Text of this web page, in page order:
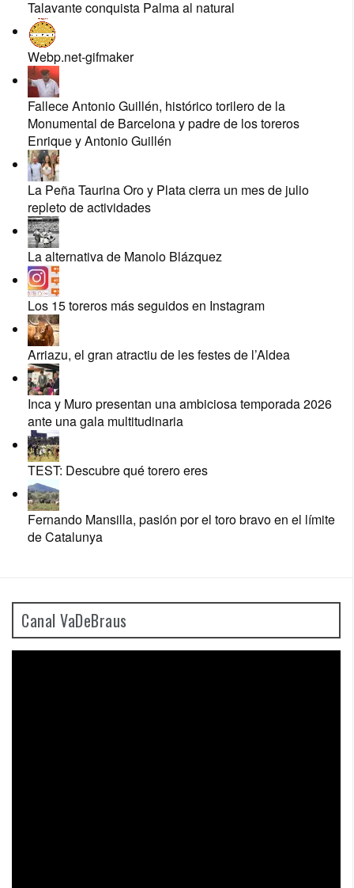
Talavante conquista Palma al natural
Webp.net-gifmaker
Fallece Antonio Guillén, histórico torilero de la
Monumental de Barcelona y padre de los toreros
Enrique y Antonio Guillén
La Peña Taurina Oro y Plata cierra un mes de julio
repleto de actividades
La alternativa de Manolo Blázquez
Los 15 toreros más seguidos en Instagram
Arriazu, el gran atractiu de les festes de l’Aldea
Inca y Muro presentan una ambiciosa temporada 2026
ante una gala multitudinaria
TEST: Descubre qué torero eres
Fernando Mansilla, pasión por el toro bravo en el límite
de Catalunya
Canal VaDeBraus